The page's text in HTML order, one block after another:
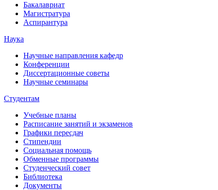
Бакалавриат
Магистратура
Аспирантура
Наука
Научные направления кафедр
Конференции
Диссертационные советы
Научные семинары
Студентам
Учебные планы
Расписание занятий и экзаменов
Графики пересдач
Стипендии
Социальная помощь
Обменные программы
Студенческий совет
Библиотека
Документы